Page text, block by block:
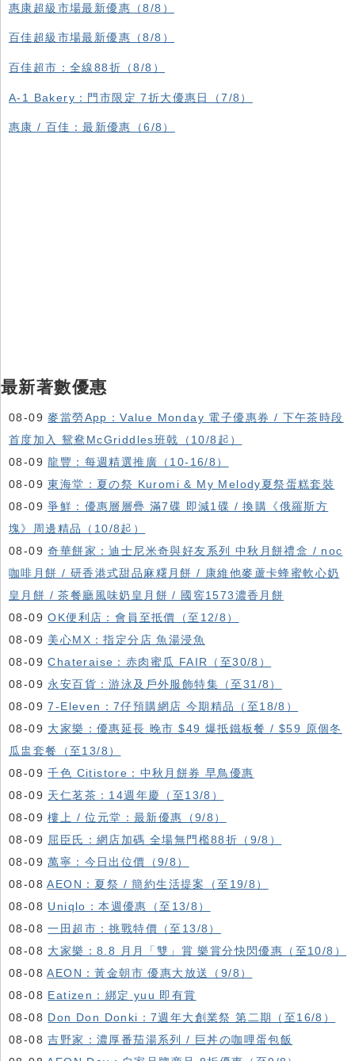
惠康超級市場最新優惠（8/8）
百佳超級市場最新優惠（8/8）
百佳超市：全線88折（8/8）
A-1 Bakery：門市限定 7折大優惠日（7/8）
惠康 / 百佳：最新優惠（6/8）
最新著數優惠
08-09麥當勞App：Value Monday 電子優惠券 / 下午茶時段
首度加入 鴛鴦McGriddles班戟（10/8起）
08-09龍豐：每週精選推廣（10-16/8）
08-09東海堂：夏の祭 Kuromi & My Melody夏祭蛋糕套裝
08-09爭鮮：優惠層層疊 滿7碟 即減1碟 / 換購《俄羅斯方
塊》周邊精品（10/8起）
08-09奇華餅家：迪士尼米奇與好友系列 中秋月餅禮盒 / noc
咖啡月餅 / 研香港式甜品麻糬月餅 / 康維他麥蘆卡蜂蜜軟心奶
皇月餅 / 茶餐廳風味奶皇月餅 / 國窖1573濃香月餅
08-09OK便利店：會員至抵價（至12/8）
08-09 美心MX：指定分店 魚湯浸魚
08-09Chateraise：赤肉蜜瓜 FAIR（至30/8）
08-09 永安百貨：游泳及戶外服飾特集（至31/8）
08-097-Eleven：7仔預購網店 今期精品（至18/8）
08-09 大家樂：優惠延長 晚市 $49 爆抵鐵板餐 / $59 原個冬
瓜盅套餐（至13/8）
08-09千色 Citistore：中秋月餅券 早鳥優惠
08-09 天仁茗茶：14週年慶（至13/8）
08-09樓上 / 位元堂：最新優惠（9/8）
08-09 屈臣氏：網店加碼 全場無門檻88折（9/8）
08-09萬寧：今日出位價（9/8）
08-08AEON：夏祭 / 簡約生活提案（至19/8）
08-08 Uniqlo：本週優惠（至13/8）
08-08一田超市：挑戰特價（至13/8）
08-08 大家樂：8.8 月月「雙」賞 樂賞分快閃優惠（至10/8）
08-08AEON：黃金朝市 優惠大放送（9/8）
08-08 Eatizen：綁定 yuu 即有賞
08-08 Don Don Donki：7週年大創業祭 第二期（至16/8）
08-08吉野家：濃厚番茄湯系列 / 巨丼の咖哩蛋包飯